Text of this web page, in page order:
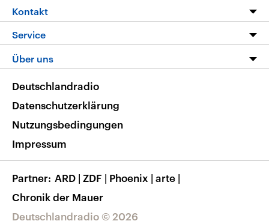
Die Nachrichten
Nachrichtenleicht
Neue Beiträge auf dlf.de
Livestream
Podcasts
Deutschlandfunk App
Nachrichten App
Frequenzen
Kontakt
Hörerservice
Service
FAQ
Veranstaltungen
Musikliste
RSS
Über uns
Barrierefreiheit
Deutschlandradio © 2026
Deutschlandradio
Datenschutzerklärung
Nutzungsbedingungen
Impressum
Partner ARD | ZDF | Phoenix | arte |
Chronik der Mauer